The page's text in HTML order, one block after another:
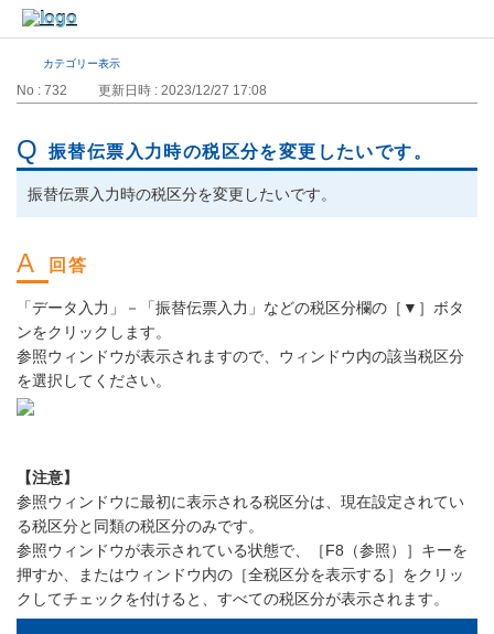
カテゴリー表示
No : 732 更新日時 : 2023/12/27 17:08
振替伝票入力時の税区分を変更したいです。
振替伝票入力時の税区分を変更したいです。
「データ入力」－「振替伝票入力」などの税区分欄の［▼］ボタ
ンをクリックします。
参照ウィンドウが表示されますので、ウィンドウ内の該当税区分
を選択してください。
【注意】
参照ウィンドウに最初に表示される税区分は、現在設定されてい
る税区分と同類の税区分のみです。
参照ウィンドウが表示されている状態で、［F8（参照）］キーを
押すか、またはウィンドウ内の［全税区分を表示する］をクリッ
クしてチェックを付けると、すべての税区分が表示されます。